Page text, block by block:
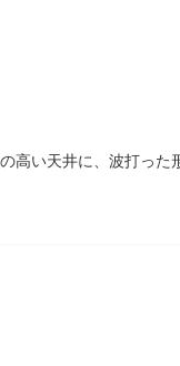
高い天井に、波打った
了するのは早朝のこの
の際は、有形文化財に